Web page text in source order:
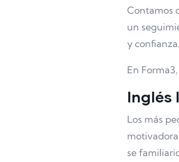
Contamos
un
y confianza.
En
Inglés
Los más
se